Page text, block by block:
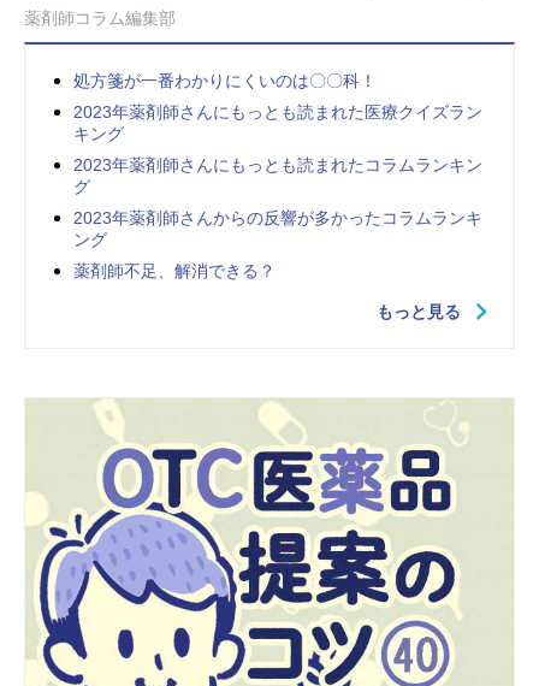
薬剤師コラム編集部
処方箋が一番わかりにくいのは〇〇科！
2023年薬剤師さんにもっとも読まれた医療クイズラン
キング
2023年薬剤師さんにもっとも読まれたコラムランキン
グ
2023年薬剤師さんからの反響が多かったコラムランキ
ング
薬剤師不足、解消できる？
もっと見る